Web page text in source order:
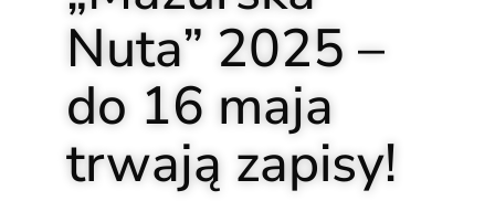
Nuta” 2025 –
do 16 maja
trwają zapisy!